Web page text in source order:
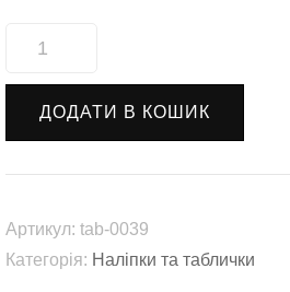
Наліпка
(tab-
ДОДАТИ В КОШИК
Артикул:tab-0039
Категорія: Наліпки та таблички